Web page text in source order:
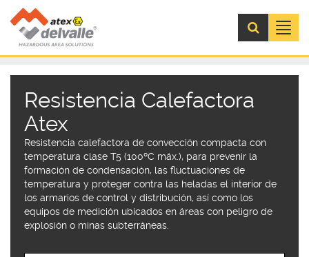
Menú
Resistencia Calefactora
Atex
Resistencia calefactora de convección compacta con
temperatura clase T5 (100ºC máx.), para prevenir la
formación de condensación, las fluctuaciones de
temperatura y proteger contra las heladas el interior de
los armarios de control y distribución, así como los
equipos de medición ubicados en áreas con peligro de
explosión o minas subterráneas.